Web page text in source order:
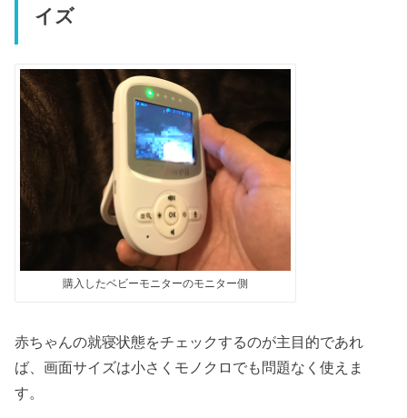
イズ
購入したベビーモニターのモニター側
赤ちゃんの就寝状態をチェックするのが主目的であれ
ば、画面サイズは小さくモノクロでも問題なく使えま
す。